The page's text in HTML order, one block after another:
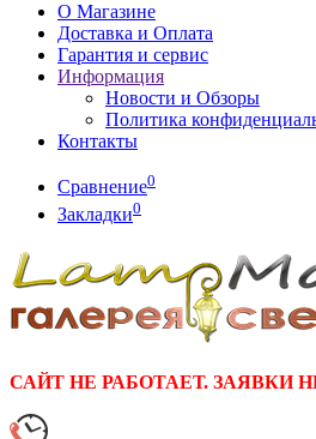
О Магазине
Доставка и Оплата
Гарантия и сервис
Информация
Новости и Обзоры
Политика
Контакты
Сравнение0
Закладки0
САЙТ НЕ РАБОТАЕТ. ЗАЯВКИ